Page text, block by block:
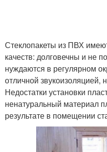
Стеклопакеты из ПВХ
качеств: долговечны и не
нуждаются в регулярном
отличной звукоизоляцией,
Недостатки установки
ненатуральный материал
результате в помещении